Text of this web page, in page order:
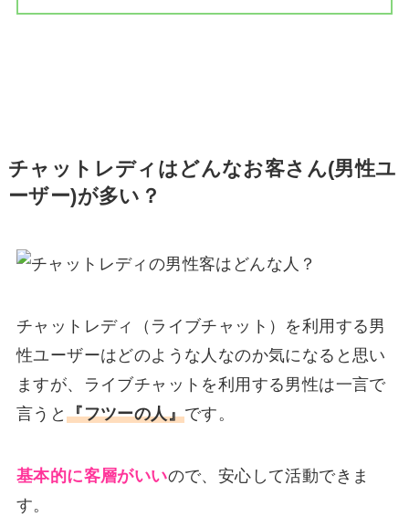
チャットレディはどんなお客さん(男性ユ
ーザー)が多い？
チャットレディ（ライブチャット）を利用する男
性ユーザーはどのような人なのか気になると思い
ますが、ライブチャットを利用する男性は一言で
言うと『フツーの人』です。
基本的に客層がいいので、安心して活動できま
す。